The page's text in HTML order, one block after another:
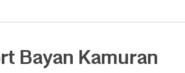
Bayan Kamuran